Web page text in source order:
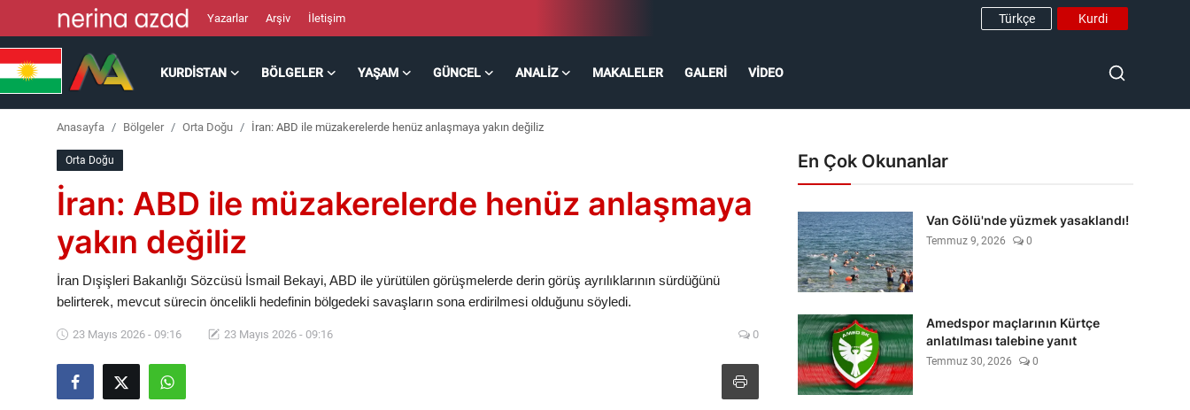
Yazarlar Arşiv İletişim Türkçe Kurdi
KURDISTAN BÖLGELER YAŞAM GÜNCEL ANALIZ MAKALELER GALERI VIDEO
Güncel
Anasayfa Bölgeler Orta Doğu İran: ABD ile müzakerelerde henüz anlaşmaya yakın değiliz
Orta Doğu
İran: ABD ile müzakerelerde henüz anlaşmaya
yakın değiliz
İran Dışişleri Bakanlığı Sözcüsü İsmail Bekayi, ABD ile yürütülen görüşmelerde derin görüş ayrılıklarının sürdüğünü
belirterek, mevcut sürecin öncelikli hedefinin bölgedeki savaşların sona erdirilmesi olduğunu söyledi.
23 Mayıs 2026 - 09:16 23 Mayıs 2026 - 09:16 0
En Çok Okunanlar
Van Gölü'nde yüzmek yasaklandı!
Temmuz 9, 2026 0
Amedspor maçlarının Kürtçe
anlatılması talebine yanıt
Temmuz 30, 2026 0